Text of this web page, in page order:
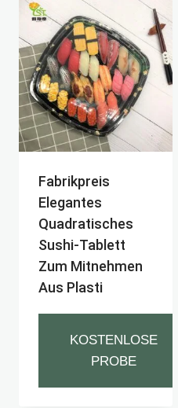
Fabrikpreis
Elegantes
Quadratisches
Sushi-Tablett
Zum Mitnehmen
Aus Plasti
KOSTENLOSE
PROBE